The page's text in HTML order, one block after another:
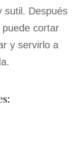
sutil. Después
cortar
y servirlo a